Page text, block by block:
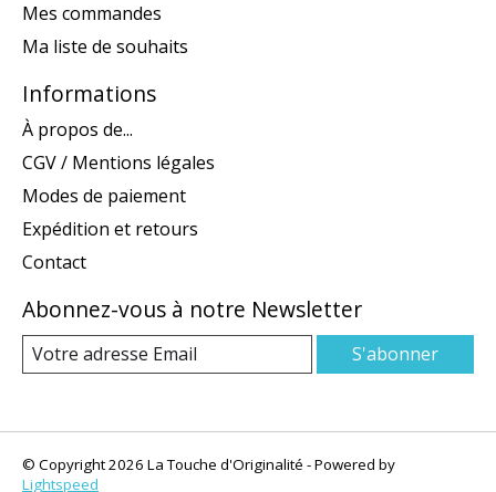
Mes commandes
Ma liste de souhaits
Informations
À propos de...
CGV / Mentions légales
Modes de paiement
Expédition et retours
Contact
Abonnez-vous à notre Newsletter
S'abonner
© Copyright 2026 La Touche d'Originalité - Powered by
Lightspeed